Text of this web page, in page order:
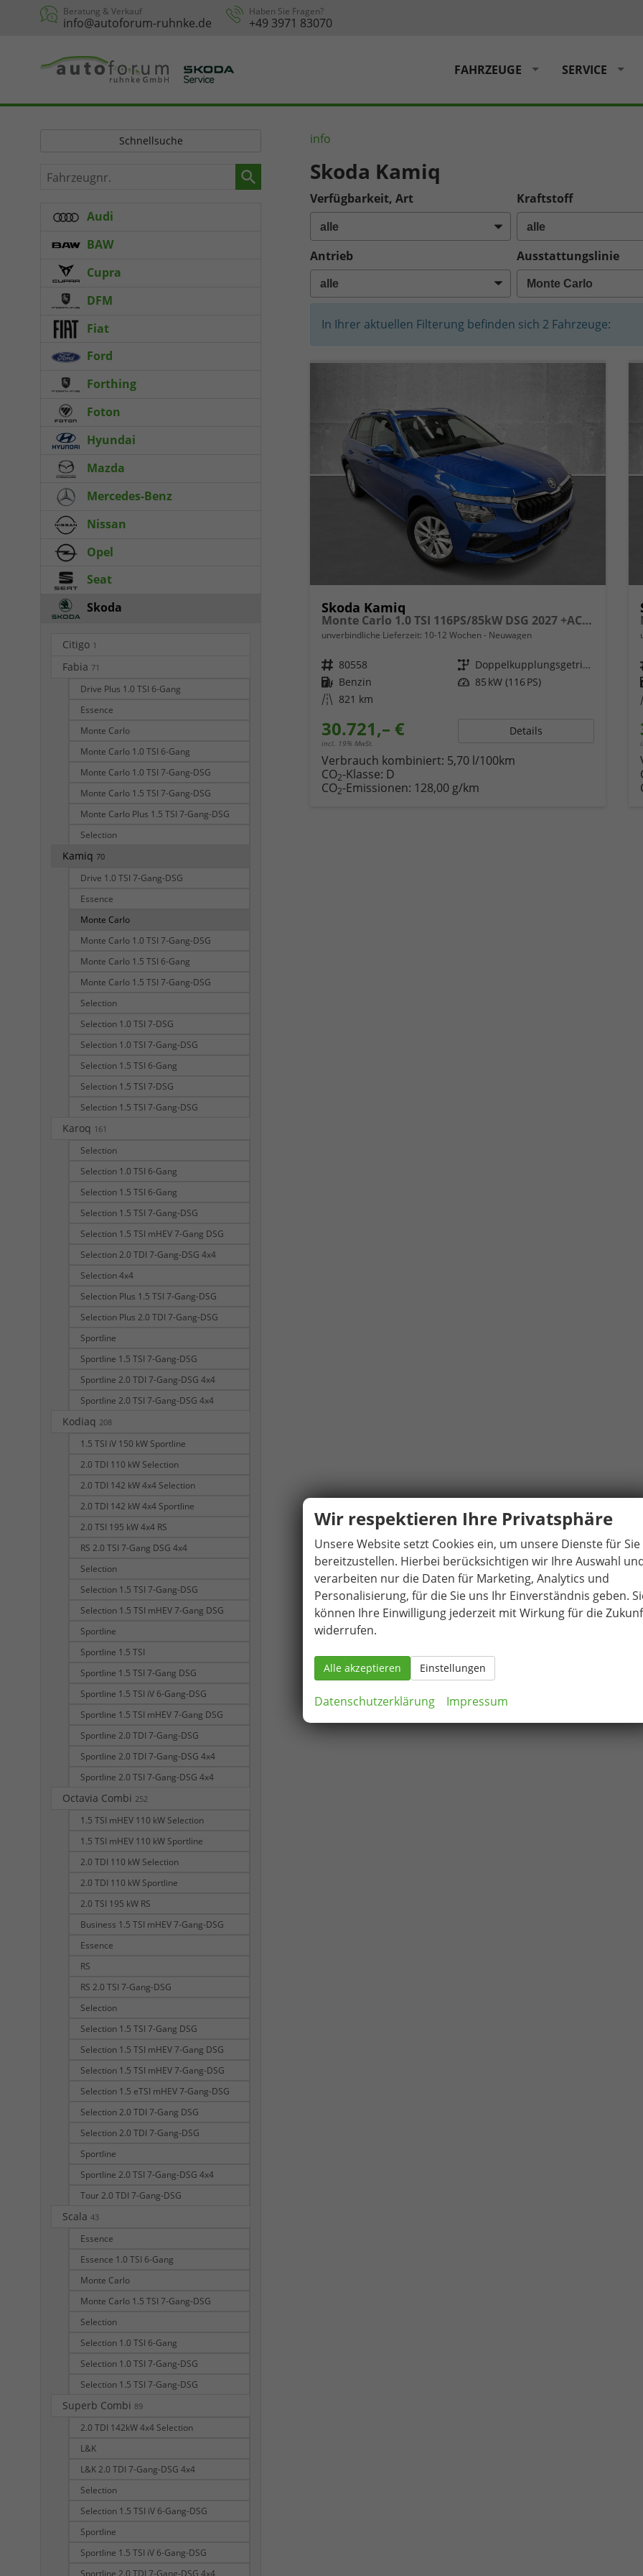
Beratung & Verkauf
info@autoforum-ruhnke.de
Haben Sie Fragen?
+49 3971 83070
FAHRZEUGE SERVICE
info
Skoda Kamiq
Verfügbarkeit, Art Kraftstoff
Antrieb Ausstattungslinie
In Ihrer aktuellen Filterung befinden sich 2 Fahrzeuge:
Skoda Kamiq
Monte Carlo 1.0 TSI 116PS/85kW DSG 2027 +ACC +PANO +MATRIX +17" ALU
unverbindliche Lieferzeit: 10-12 Wochen Neuwagen
Fahrzeugnr. 80558 Getriebe
Doppelkupplungsgetriebe (DSG)
Kraftstoff Benzin Leistung 85 kW (116 PS)
Kilometerstand 821 km
30.721,– €
incl. 19% MwSt.
Details
Verbrauch kombiniert: 5,70 l/100km
CO2-Klasse: D
CO2-Emissionen: 128,00 g/km
Schnellsuche
Fahrzeugnr.
Audi
BAW
Cupra
DFM
Fiat
Ford
Forthing
Foton
Hyundai
Mazda
Mercedes-Benz
Nissan
Opel
Seat
Skoda
Citigo 1
Fabia 71
Drive Plus 1.0 TSI 6-Gang
Essence
Monte Carlo
Monte Carlo 1.0 TSI 6-Gang
Monte Carlo 1.0 TSI 7-Gang-DSG
Monte Carlo 1.5 TSI 7-Gang-DSG
Monte Carlo Plus 1.5 TSI 7-Gang-DSG
Selection
Kamiq 70
Drive 1.0 TSI 7-Gang-DSG
Essence
Monte Carlo
Monte Carlo 1.0 TSI 7-Gang-DSG
Monte Carlo 1.5 TSI 6-Gang
Monte Carlo 1.5 TSI 7-Gang-DSG
Selection
Selection 1.0 TSI 7-DSG
Selection 1.0 TSI 7-Gang-DSG
Selection 1.5 TSI 6-Gang
Selection 1.5 TSI 7-DSG
Selection 1.5 TSI 7-Gang-DSG
Karoq 161
Selection
Selection 1.0 TSI 6-Gang
Selection 1.5 TSI 6-Gang
Selection 1.5 TSI 7-Gang-DSG
Selection 1.5 TSI mHEV 7-Gang DSG
Selection 2.0 TDI 7-Gang-DSG 4x4
Selection 4x4
Selection Plus 1.5 TSI 7-Gang-DSG
Selection Plus 2.0 TDI 7-Gang-DSG
Sportline
Sportline 1.5 TSI 7-Gang-DSG
Sportline 2.0 TDI 7-Gang-DSG 4x4
Sportline 2.0 TSI 7-Gang-DSG 4x4
Kodiaq 208
1.5 TSI iV 150 kW Sportline
2.0 TDI 110 kW Selection
2.0 TDI 142 kW 4x4 Selection
2.0 TDI 142 kW 4x4 Sportline
2.0 TSI 195 kW 4x4 RS
RS 2.0 TSI 7-Gang DSG 4x4
Selection
Selection 1.5 TSI 7-Gang-DSG
Selection 1.5 TSI mHEV 7-Gang DSG
Sportline
Sportline 1.5 TSI
Sportline 1.5 TSI 7-Gang DSG
Sportline 1.5 TSI iV 6-Gang-DSG
Sportline 1.5 TSI mHEV 7-Gang DSG
Sportline 2.0 TDI 7-Gang-DSG
Sportline 2.0 TDI 7-Gang-DSG 4x4
Sportline 2.0 TSI 7-Gang-DSG 4x4
Octavia Combi 252
1.5 TSI mHEV 110 kW Selection
1.5 TSI mHEV 110 kW Sportline
2.0 TDI 110 kW Selection
2.0 TDI 110 kW Sportline
2.0 TSI 195 kW RS
Business 1.5 TSI mHEV 7-Gang-DSG
Essence
RS
RS 2.0 TSI 7-Gang-DSG
Selection
Selection 1.5 TSI 7-Gang DSG
Selection 1.5 TSI mHEV 7-Gang DSG
Selection 1.5 TSI mHEV 7-Gang-DSG
Selection 1.5 eTSI mHEV 7-Gang-DSG
Selection 2.0 TDI 7-Gang DSG
Selection 2.0 TDI 7-Gang-DSG
Sportline
Sportline 2.0 TSI 7-Gang-DSG 4x4
Tour 2.0 TDI 7-Gang-DSG
Scala 43
Essence
Essence 1.0 TSI 6-Gang
Monte Carlo
Monte Carlo 1.5 TSI 7-Gang-DSG
Selection
Selection 1.0 TSI 6-Gang
Selection 1.0 TSI 7-Gang-DSG
Selection 1.5 TSI 7-Gang-DSG
Superb Combi 89
2.0 TDI 142kW 4x4 Selection
L&K
L&K 2.0 TDI 7-Gang-DSG 4x4
Selection
Selection 1.5 TSI iV 6-Gang-DSG
Sportline
Sportline 1.5 TSI iV 6-Gang-DSG
Sportline 2.0 TDI 7-Gang-DSG 4x4
Wir respektieren Ihre Privatsphäre
Unsere Website setzt Cookies ein, um unsere Dienste für Sie
bereitzustellen. Hierbei berücksichtigen wir Ihre Auswahl
verarbeiten nur die Daten für Marketing, Analytics und
Personalisierung, für die Sie uns Ihr Einverständnis geben.
können Ihre Einwilligung jederzeit mit Wirkung für die
widerrufen.
Alle akzeptieren Einstellungen
Datenschutzerklärung Impressum